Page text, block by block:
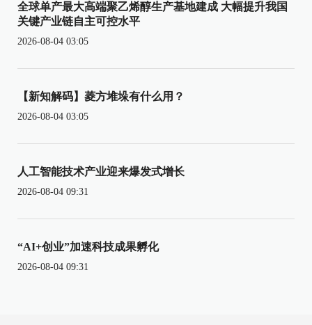
全球单产最大高端聚乙烯醇生产基地建成 大幅提升我国
关键产业链自主可控水平
2026-08-04 03:05
【新知解码】菱方堆垛有什么用？
2026-08-04 03:05
人工智能技术产业迎来爆发式增长
2026-08-04 09:31
“AI+创业”加速科技成果孵化
2026-08-04 09:31